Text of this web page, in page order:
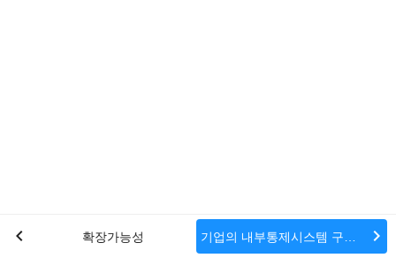
chevron_left 확장가능성 chevron_right